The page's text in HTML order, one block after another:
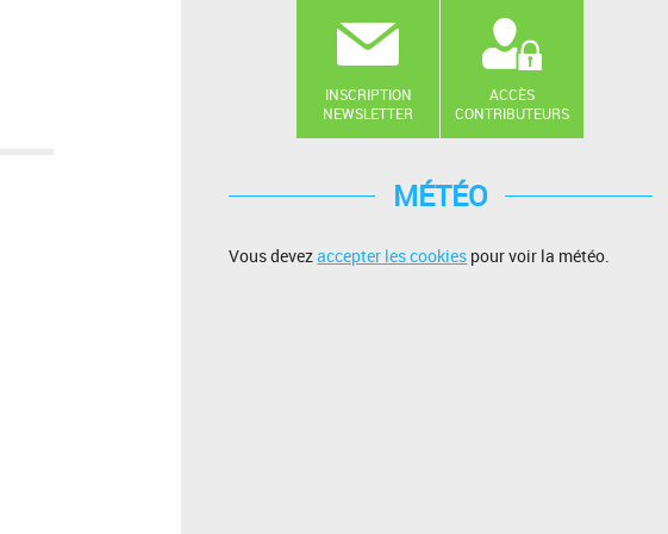
INSCRIPTION
NEWSLETTER
ACCÈS
CONTRIBUTEURS
MÉTÉO
Vous devezaccepter les cookies pour voir la météo.